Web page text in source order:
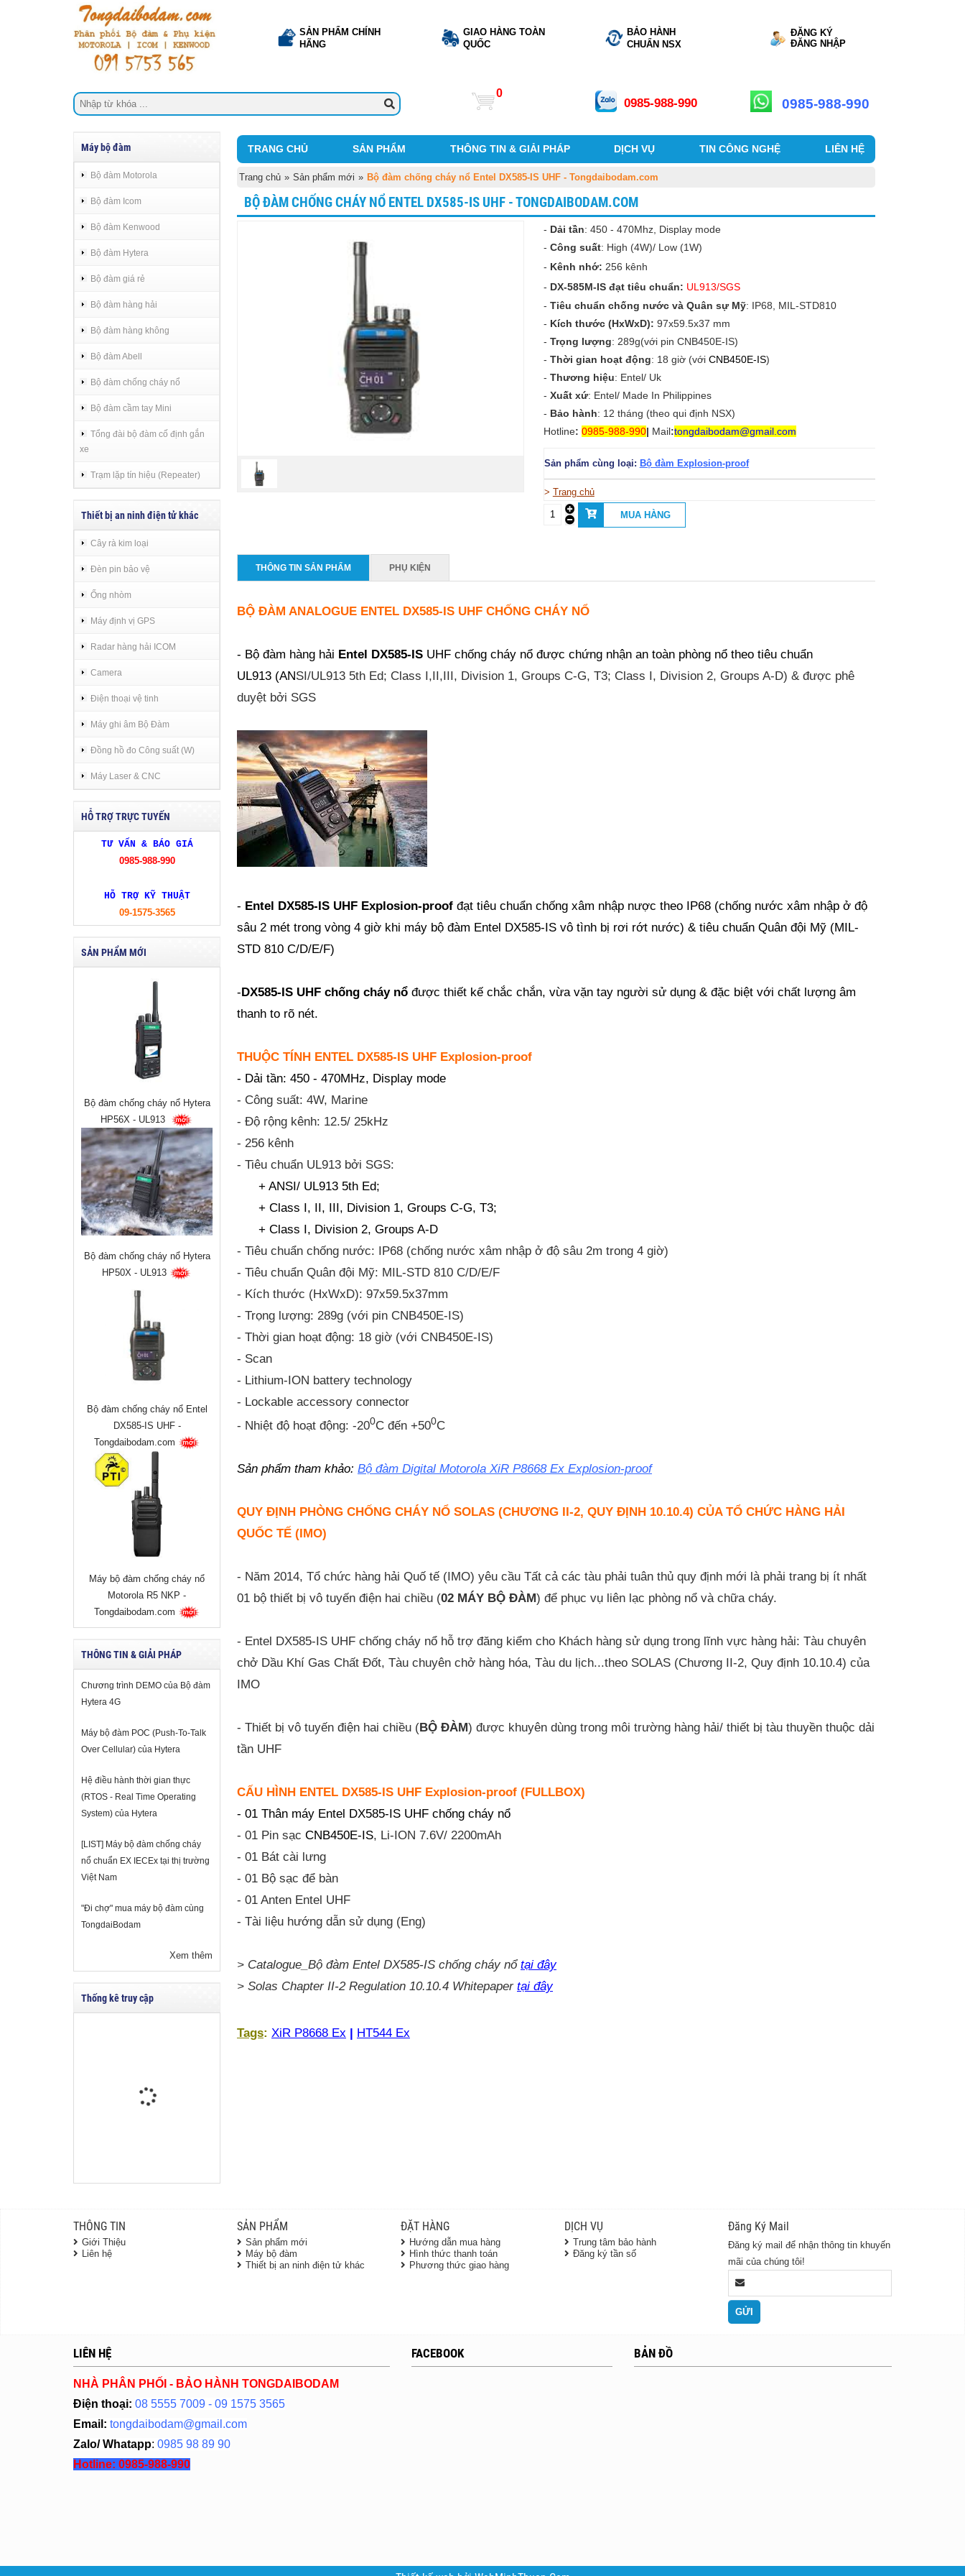
SẢN PHẨM CHÍNH
HÃNG
GIAO HÀNG TOÀN
QUỐC
BẢO HÀNH
CHUẨN NSX
ĐĂNG KÝ
ĐĂNG NHẬP
0
0985-988-990 0985-988-990
Máy bộ đàm
Bộ đàm Motorola
Bộ đàm Icom
Bộ đàm Kenwood
Bộ đàm Hytera
Bộ đàm giá rẻ
Bộ đàm hàng hải
Bộ đàm hàng không
Bộ đàm Abell
Bộ đàm chống cháy nổ
Bộ đàm cầm tay Mini
Tổng đài bộ đàm cố định gắn
xe
Trạm lặp tín hiệu (Repeater)
Thiết bị an ninh điện tử khác
Cây rà kim loại
Đèn pin bảo vệ
Ống nhòm
Máy định vị GPS
Radar hàng hải ICOM
Camera
Điện thoại vệ tinh
Máy ghi âm Bộ Đàm
Đồng hồ đo Công suất (W)
Máy Laser & CNC
HỖ TRỢ TRỰC TUYẾN
TƯ VẤN & BÁO GIÁ
0985-988-990
HỖ TRỢ KỸ THUẬT
09-1575-3565
SẢN PHẨM MỚI
Bộ đàm chống cháy nổ Hytera
HP56X - UL913
Bộ đàm chống cháy nổ Hytera
HP50X - UL913
Bộ đàm chống cháy nổ Entel
DX585-IS UHF -
Tongdaibodam.com
Máy bộ đàm chống cháy nổ
Motorola R5 NKP -
Tongdaibodam.com
THÔNG TIN & GIẢI PHÁP
Chương trình DEMO của Bộ đàm
Hytera 4G
Máy bộ đàm POC (Push-To-Talk
Over Cellular) của Hytera
Hệ điều hành thời gian thực
(RTOS - Real Time Operating
System) của Hytera
[LIST] Máy bộ đàm chống cháy
nổ chuẩn EX IECEx tại thị trường
Việt Nam
"Đi chợ" mua máy bộ đàm cùng
TongdaiBodam
Xem thêm
Thống kê truy cập
TRANG CHỦ SẢN PHẨM THÔNG TIN & GIẢI PHÁP DỊCH VỤ TIN CÔNG NGHỆ LIÊN HỆ
Trang chủ » Sản phẩm mới » Bộ đàm chống cháy nổ Entel DX585-IS UHF - Tongdaibodam.com
BỘ ĐÀM CHỐNG CHÁY NỔ ENTEL DX585-IS UHF - TONGDAIBODAM.COM
- Dải tần: 450 - 470Mhz, Display mode
- Công suất: High (4W)/ Low (1W)
- Kênh nhớ: 256 kênh
- DX-585M-IS đạt tiêu chuẩn: UL913/SGS
- Tiêu chuẩn chống nước và Quân sự Mỹ: IP68, MIL-STD810
- Kích thước (HxWxD): 97x59.5x37 mm
- Trọng lượng: 289g(với pin CNB450E-IS)
- Thời gian hoạt động: 18 giờ (với CNB450E-IS)
- Thương hiệu: Entel/ Uk
- Xuất xứ: Entel/ Made In Philippines
- Bảo hành: 12 tháng (theo qui định NSX)
Hotline: 0985-988-990| Mail:tongdaibodam@gmail.com
Sản phẩm cùng loại: Bộ đàm Explosion-proof
> Trang chủ
THÔNG TIN SẢN PHẨM PHỤ KIỆN
BỘ ĐÀM ANALOGUE ENTEL DX585-IS UHF CHỐNG CHÁY NỔ
- Bộ đàm hàng hải Entel DX585-IS UHF chống cháy nổ được chứng nhận an toàn phòng nổ theo tiêu chuẩn
UL913 (ANSI/UL913 5th Ed; Class I,II,III, Division 1, Groups C-G, T3; Class I, Division 2, Groups A-D) & được phê
duyệt bởi SGS
- Entel DX585-IS UHF Explosion-proof đạt tiêu chuẩn chống xâm nhập nược theo IP68 (chống nước xâm nhập ở độ
sâu 2 mét trong vòng 4 giờ khi máy bộ đàm Entel DX585-IS vô tình bị rơi rớt nước) & tiêu chuẩn Quân đội Mỹ (MIL-
STD 810 C/D/E/F)
-DX585-IS UHF chống cháy nổ được thiết kế chắc chắn, vừa vặn tay người sử dụng & đặc biệt với chất lượng âm
thanh to rõ nét.
THUỘC TÍNH ENTEL DX585-IS UHF Explosion-proof
- Dải tần: 450 - 470MHz, Display mode
- Công suất: 4W, Marine
- Độ rộng kênh: 12.5/ 25kHz
- 256 kênh
- Tiêu chuẩn UL913 bởi SGS:
+ ANSI/ UL913 5th Ed;
+ Class I, II, III, Division 1, Groups C-G, T3;
+ Class I, Division 2, Groups A-D
- Tiêu chuẩn chống nước: IP68 (chống nước xâm nhập ở độ sâu 2m trong 4 giờ)
- Tiêu chuẩn Quân đội Mỹ: MIL-STD 810 C/D/E/F
- Kích thước (HxWxD): 97x59.5x37mm
- Trọng lượng: 289g (với pin CNB450E-IS)
- Thời gian hoạt động: 18 giờ (với CNB450E-IS)
- Scan
- Lithium-ION battery technology
- Lockable accessory connector
- Nhiệt độ hoạt động: -200C đến +500C
Sản phẩm tham khảo: Bộ đàm Digital Motorola XiR P8668 Ex Explosion-proof
QUY ĐỊNH PHÒNG CHỐNG CHÁY NỔ SOLAS (CHƯƠNG II-2, QUY ĐỊNH 10.10.4) CỦA TỔ CHỨC HÀNG HẢI
QUỐC TẾ (IMO)
- Năm 2014, Tổ chức hàng hải Quố tế (IMO) yêu cầu Tất cả các tàu phải tuân thủ quy định mới là phải trang bị ít nhất
01 bộ thiết bị vô tuyến điện hai chiều (02 MÁY BỘ ĐÀM) để phục vụ liên lạc phòng nổ và chữa cháy.
- Entel DX585-IS UHF chống cháy nổ hỗ trợ đăng kiểm cho Khách hàng sử dụng trong lĩnh vực hàng hải: Tàu chuyên
chở Dầu Khí Gas Chất Đốt, Tàu chuyên chở hàng hóa, Tàu du lịch...theo SOLAS (Chương II-2, Quy định 10.10.4) của
IMO
- Thiết bị vô tuyến điện hai chiều (BỘ ĐÀM) được khuyên dùng trong môi trường hàng hải/ thiết bị tàu thuyền thuộc dải
tần UHF
CẤU HÌNH ENTEL DX585-IS UHF Explosion-proof (FULLBOX)
- 01 Thân máy Entel DX585-IS UHF chống cháy nổ
- 01 Pin sạc CNB450E-IS, Li-ION 7.6V/ 2200mAh
- 01 Bát cài lưng
- 01 Bộ sạc để bàn
- 01 Anten Entel UHF
- Tài liệu hướng dẫn sử dụng (Eng)
> Catalogue_Bộ đàm Entel DX585-IS chống cháy nổ tại đây
> Solas Chapter II-2 Regulation 10.10.4 Whitepaper tại đây
Tags: XiR P8668 Ex HT544 Ex
THÔNG TIN
Giới Thiệu
Liên hệ
SẢN PHẨM
Sản phẩm mới
Máy bộ đàm
Thiết bị an ninh điện tử khác
ĐẶT HÀNG
Hướng dẫn mua hàng
Hình thức thanh toán
Phương thức giao hàng
DỊCH VỤ
Trung tâm bảo hành
Đăng ký tần số
Đăng Ký Mail
Đăng ký mail để nhận thông tin khuyến
mãi của chúng tôi!
LIÊN HỆ
NHÀ PHÂN PHỐI - BẢO HÀNH TONGDAIBODAM
Điện thoại: 08 5555 7009 - 09 1575 3565
Email: tongdaibodam@gmail.com
Zalo/ Whatapp: 0985 98 89 90
Hotline: 0985-988-990
FACEBOOK BẢN ĐỒ